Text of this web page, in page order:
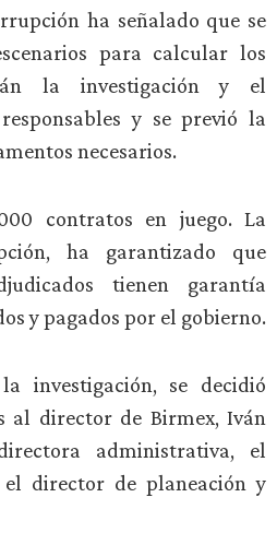
ha señalado que se
para calcular los
la investigación y el
y se previó la
necesarios.
contratos en juego. La
ha garantizado que
tienen garantía
y pagados por el gobierno.
investigación, se decidió
al director de Birmex, Iván
administrativa, el
director de planeación y